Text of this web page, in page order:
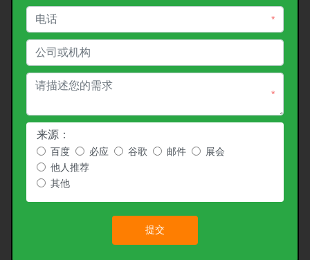
*
*
来源：
百度 必应 谷歌 邮件
展会
他人推荐
其他
提交